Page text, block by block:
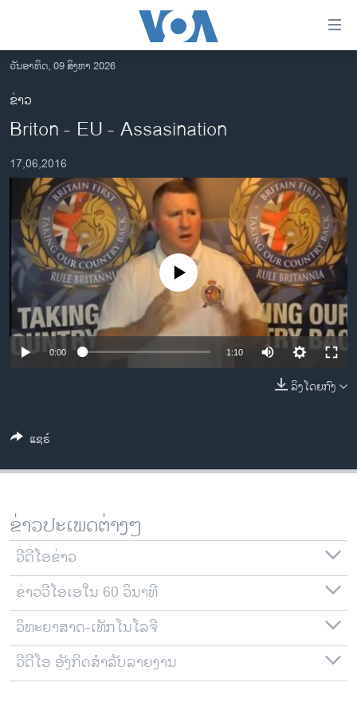
ເຂົ້າ
ຫາ
ຂ້າມ
ຂ້າມ
ໄປ
ຊອກ
ຄົ້ນ
ອາເມຣິກາ
ການເລືອກຕັ້ງ ປະທານາທີບໍດີ ສະຫະລັດ 2024
ຂ່າວ​ຈີນ
ໂລກ
ເອເຊຍ
ອິດສະຫຼະພາບດ້ານການຂ່າວ
ຊີວິດຊາວລາວ
ຊຸມຊົນຊາວລາວ
ວິທະຍາສາດ-ເທັກໂນໂລຈີ
ພາສາອັງກິດ
ລາຍການກະຈາຍສຽງ
ລາຍງານ
ຕິດຕາມພວກເຮົາ ທີ່
ພາສາຕ່າງໆ
ວັນອາທິດ, 09 ສິງຫາ 2026
ຂ່າວ
Briton - EU - Assasination
17,06,2016
No media source currently available
0:00 1:10
ລິງໂດຍກົງ
ແຊຣ໌
ຂ່າວປະເພດຕ່າງໆ
ວີດີໂອຂ່າວ
ຂ່າວວີໂອເອໃນ 60 ວິນາທີ
ວິທະຍາສາດ-ເທັກໂນໂລຈີ
ວີດີໂອ ອັງກິດສຳລັບລາຍງານ